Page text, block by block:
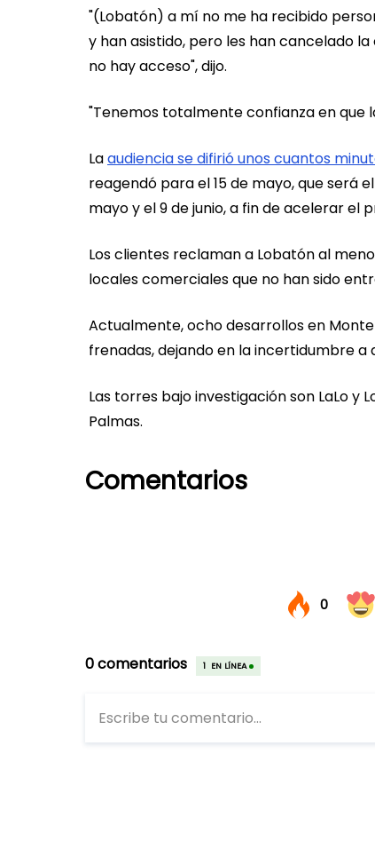
"(Lobatón) a mí no me ha recibido
y han asistido, pero les han cancelado
no hay acceso", dijo.
"Tenemos totalmente confianza en que
Laaudiencia se difirió unos cuantos
reagendó para el 15 de mayo, que será
mayo y el 9 de junio, a fin de acelerar el
Los clientes reclaman a Lobatón al
locales comerciales que no han sido
Actualmente, ocho desarrollos en
frenadas, dejando en la incertidumbre a
Las torres bajo investigación son LaLo y
Palmas.
Comentarios